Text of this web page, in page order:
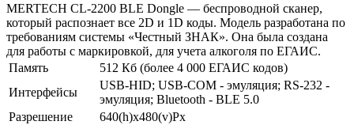
MERTECH CL-2200 BLE Dongle — беспроводной сканер,
который распознает все 2D и 1D коды. Модель разработана по
требованиям системы «Честный ЗНАК». Она была создана
для работы с маркировкой, для учета алкоголя по ЕГАИС.
Память
512 Кб (более 4 000 ЕГАИС кодов)
Интерфейсы
USB-HID; USB-COM - эмуляция; RS-232 -
эмуляция; Bluetooth - BLE 5.0
Разрешение
640(h)х480(v)Px